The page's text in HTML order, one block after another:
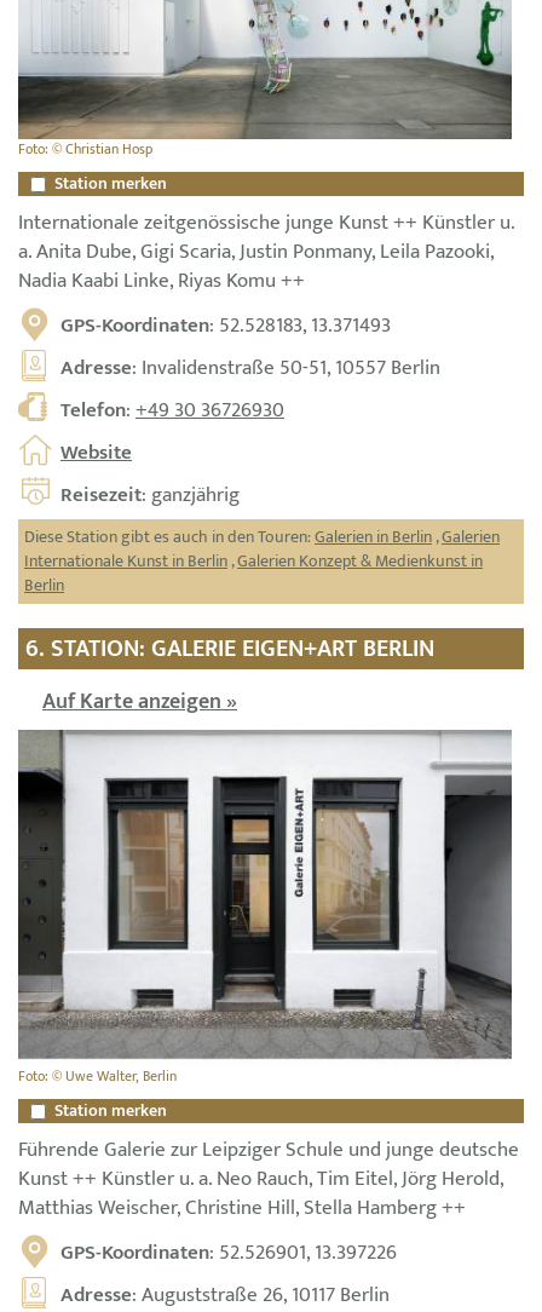
Foto: © Christian Hosp
Station merken
Internationale zeitgenössische junge Kunst ++ Künstler u.
a. Anita Dube, Gigi Scaria, Justin Ponmany, Leila Pazooki,
Nadia Kaabi Linke, Riyas Komu ++
GPS-Koordinaten: 52.528183, 13.371493
Adresse: Invalidenstraße 50-51, 10557 Berlin
Telefon:+49 30 36726930
Website
Reisezeit: ganzjährig
Diese Station gibt es auch in den Touren:Galerien in Berlin,Galerien
Internationale Kunst in Berlin,Galerien Konzept & Medienkunst in
Berlin
6. STATION: GALERIE EIGEN+ART BERLIN
Auf Karte anzeigen »
Foto: © Uwe Walter, Berlin
Station merken
Führende Galerie zur Leipziger Schule und junge deutsche
Kunst ++ Künstler u. a. Neo Rauch, Tim Eitel, Jörg Herold,
Matthias Weischer, Christine Hill, Stella Hamberg ++
GPS-Koordinaten: 52.526901, 13.397226
Adresse: Auguststraße 26, 10117 Berlin